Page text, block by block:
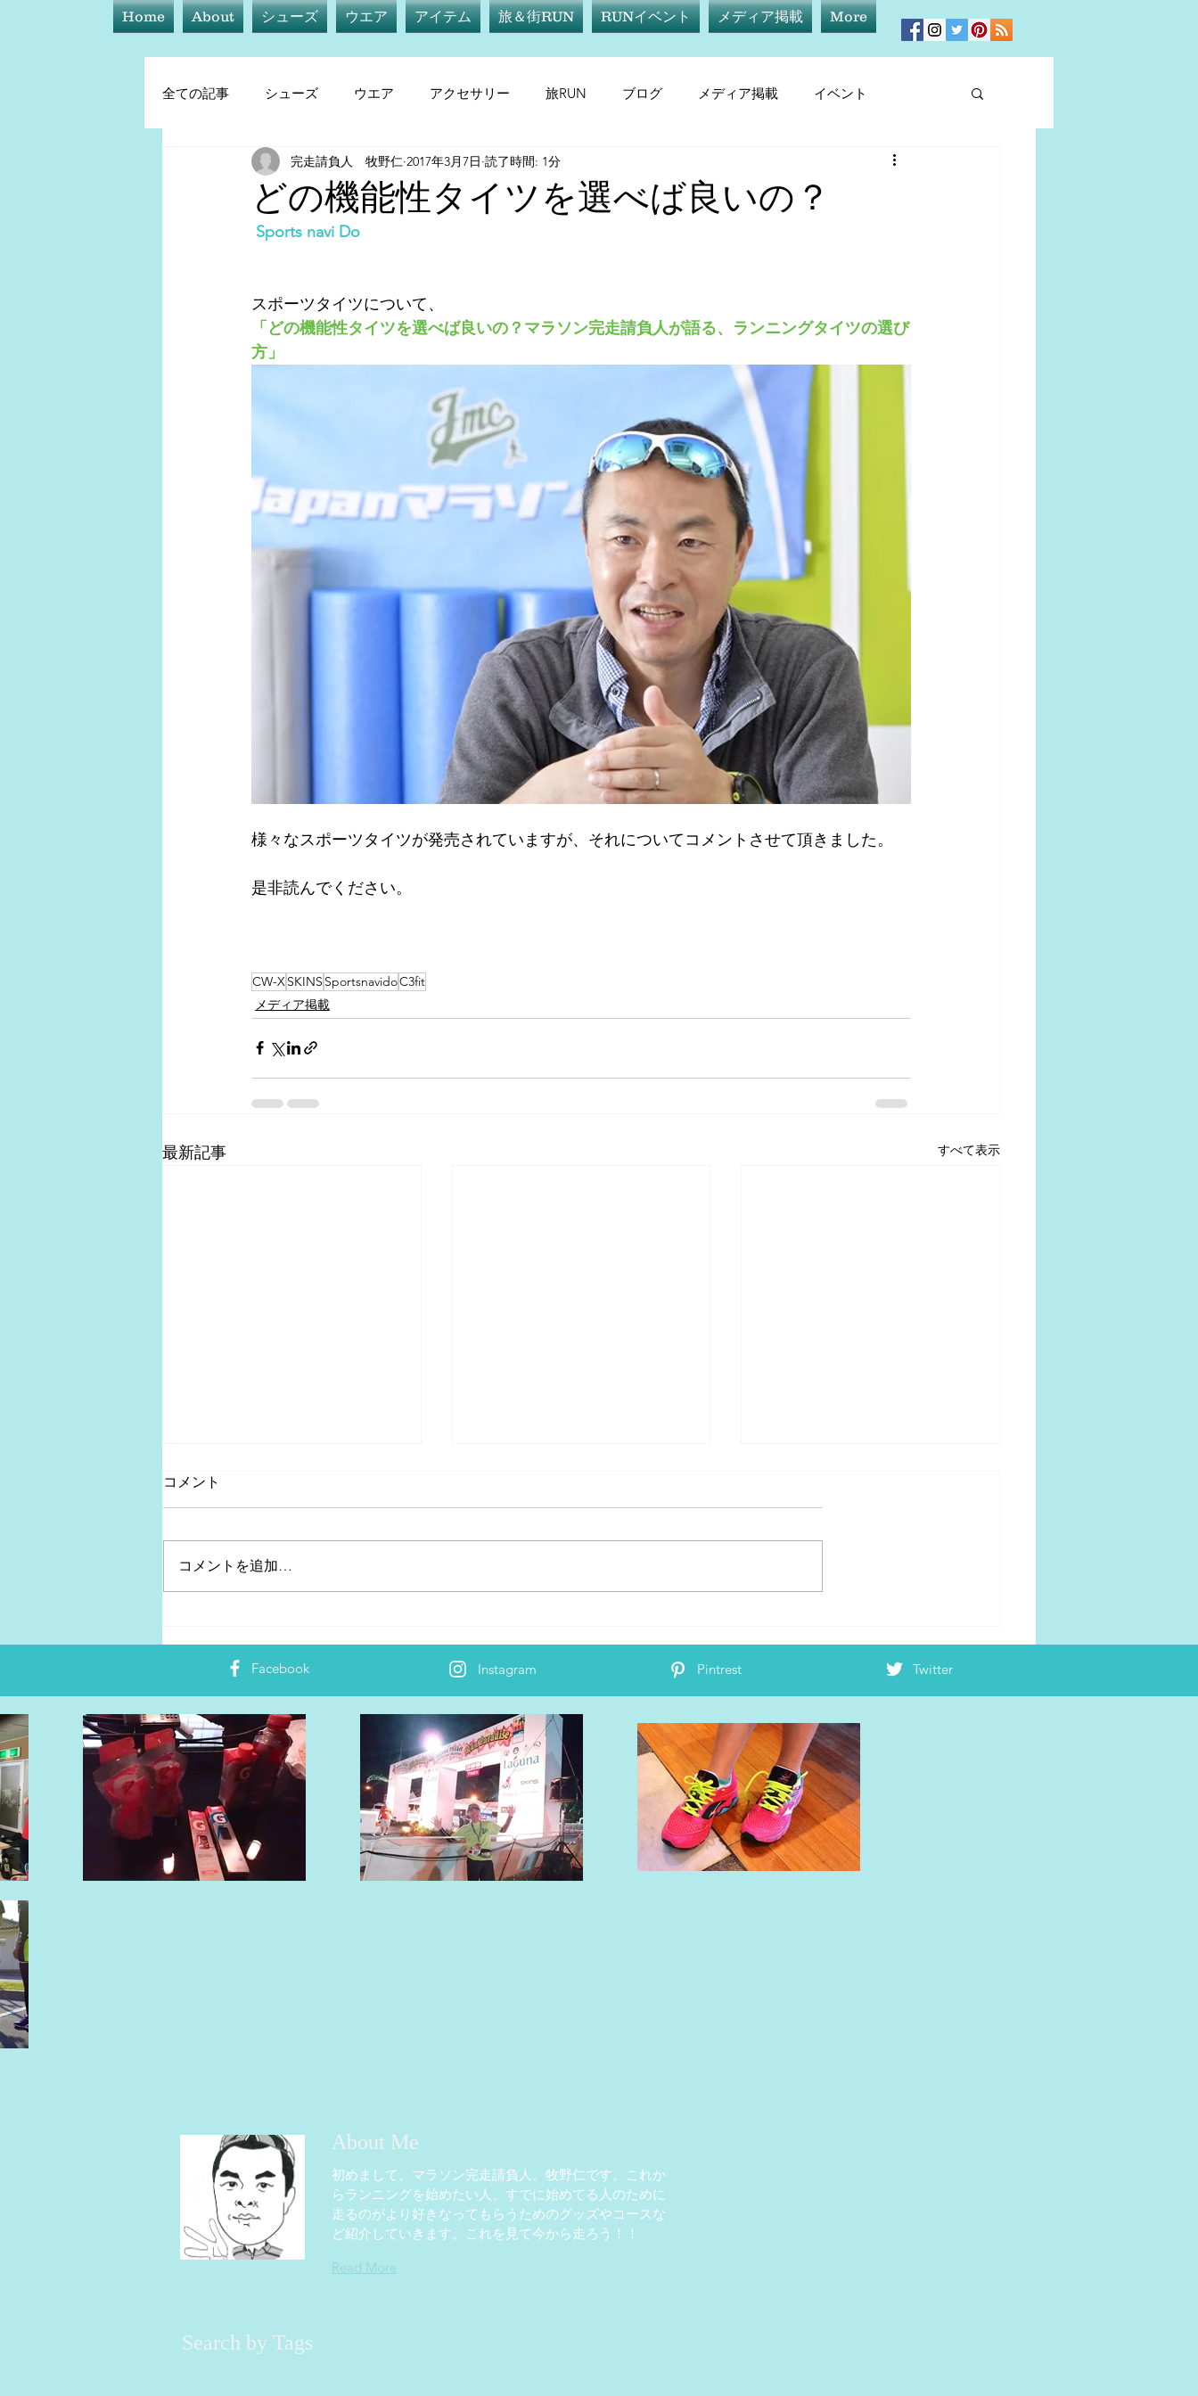
Home About シューズ ウエア アイテム 旅＆街RUN RUNイベント メディア掲載 More
全ての記事 シューズ ウエア アクセサリー 旅RUN ブログ メディア掲載 イベント
ウエア アイテム サプリメント
トレーニング他
どの機能性タイツを選べば良いの？
完走請負人 牧野仁 2017年3月7日 読了時間: 1分
Sports navi Do
スポーツタイツについて、
「どの機能性タイツを選べば良いの？マラソン完走請負人が語る、ランニングタイツの選び
方」
様々なスポーツタイツが発売されていますが、それについてコメントさせて頂きました。
是非読んでください。
CW-X SKINS SportsnavidoC3fit
メディア掲載
最新記事 すべて表示
日向坂46デビュー祈願！駅伝
EXPO「アネッサブース」へ
コメント
コメントを追加…
Facebook Instagram Pintrest Twitter
About Me
初めまして、マラソン完走請負人。牧野仁です。これか
らランニングを始めたい人、すでに始めてる人のために
走るのがより好きなってもらうためのグッズやコースな
ど紹介していきます。これを見て今から走ろう！！
Read More
Search by Tags